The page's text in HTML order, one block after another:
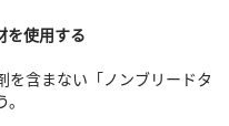
を使用する
を含まない「ノンブリードタ